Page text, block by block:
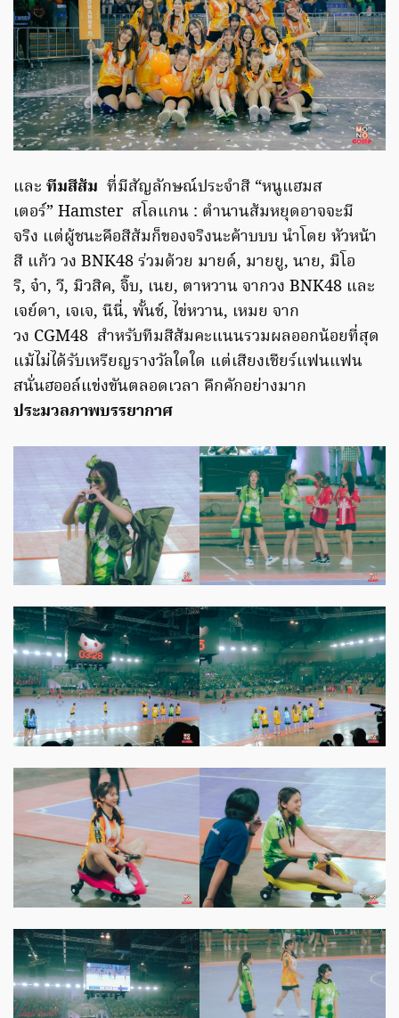
และ ทีมสีส้ม ที่มีสัญลักษณ์ประจำสี “หนูแฮมส
เตอร์” Hamster สโลแกน : ตำนานส้มหยุดอาจจะมี
จริง แต่ผู้ชนะคือสีส้มก็ของจริงนะค้าบบบ นำโดย หัวหน้า
สี แก้ว วง BNK48 ร่วมด้วย มายด์, มายยู, นาย, มิโอ
ริ, จ๋า, วี, มิวสิค, จิ๊บ, เนย, ตาหวาน จากวง BNK48 และ
เจย์ดา, เจเจ, นีนี่, พั้นช์, ไข่หวาน, เหมย จาก
วง CGM48 สำหรับทีมสีส้มคะแนนรวมผลออกน้อยที่สุด
แม้ไม่ได้รับเหรียญรางวัลใดใด แต่เสียงเชียร์แฟนแฟน
สนั่นฮออล์แข่งขันตลอดเวลา คึกคักอย่างมาก
ประมวลภาพบรรยากาศ